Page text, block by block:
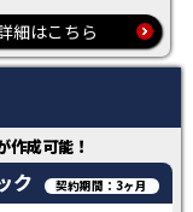
細はこちら
作成可能！
ク